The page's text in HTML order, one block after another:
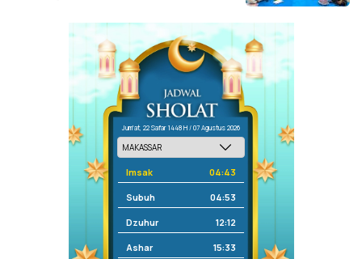
Jum'at, 22 Safar 1448 H / 07 Agustus 2026
Imsak 04:43
Subuh 04:53
Dzuhur 12:12
Ashar 15:33